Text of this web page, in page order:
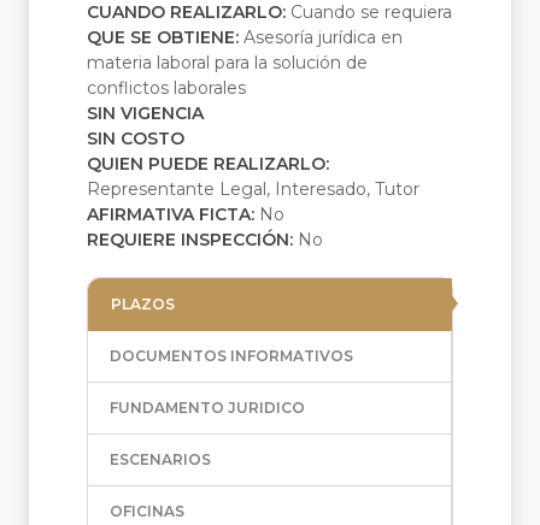
CUANDO REALIZARLO: Cuando se requiera
QUE SE OBTIENE: Asesoría jurídica en
materia laboral para la solución de
conflictos laborales
SIN VIGENCIA
SIN COSTO
QUIEN PUEDE REALIZARLO:
Representante Legal, Interesado, Tutor
AFIRMATIVA FICTA: No
REQUIERE INSPECCIÓN: No
PLAZOS
DOCUMENTOS INFORMATIVOS
FUNDAMENTO JURIDICO
ESCENARIOS
OFICINAS